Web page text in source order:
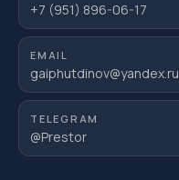
+7 (951) 896-06-17
EMAIL
gaiphutdinov@yandex.ru
TELEGRAM
@Prestor